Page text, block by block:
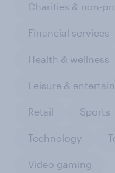
Charities & non-
Financial services
Health & wellness
Leisure &
Retail Sports
Technology
Video gaming